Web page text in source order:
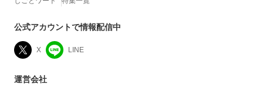
公式アカウントで情報配信中
X LINE
運営会社